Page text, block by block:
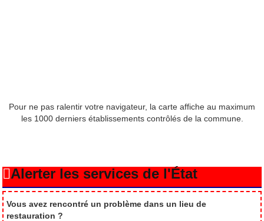
Pour ne pas ralentir votre navigateur, la carte affiche au maximum
les 1000 derniers établissements contrôlés de la commune.
Alerter les services de l'État
Vous avez rencontré un problème dans un lieu de
restauration ?